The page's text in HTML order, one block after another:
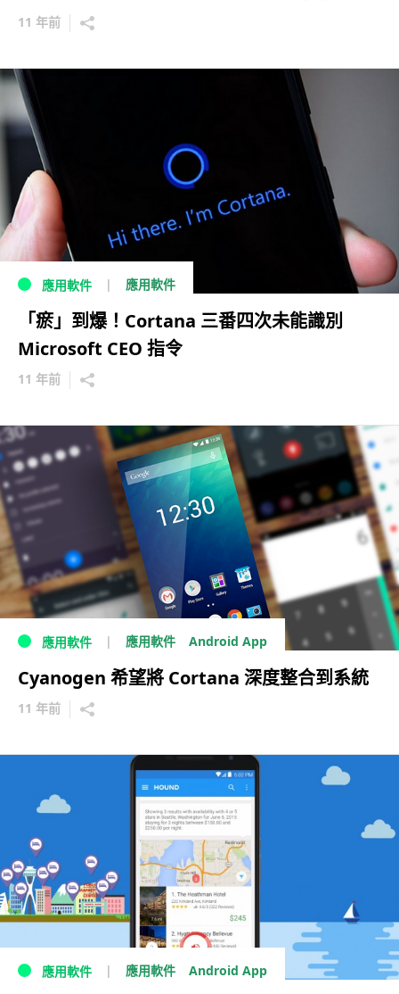
11 年前
應用軟件 應用軟件
「瘀」到爆！Cortana 三番四次未能識別
Microsoft CEO 指令
11 年前
應用軟件 應用軟件 Android App
Cyanogen 希望將 Cortana 深度整合到系統
11 年前
應用軟件 應用軟件 Android App